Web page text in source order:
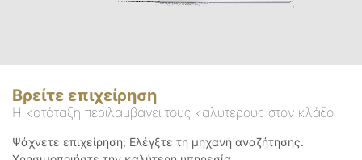
Βρείτε επιχείρηση
Η κατάταξη περιλαμβάνει τους καλύτερους στον κλάδο
Ψάχνετε επιχείρηση; Ελέγξτε τη μηχανή αναζήτησης.